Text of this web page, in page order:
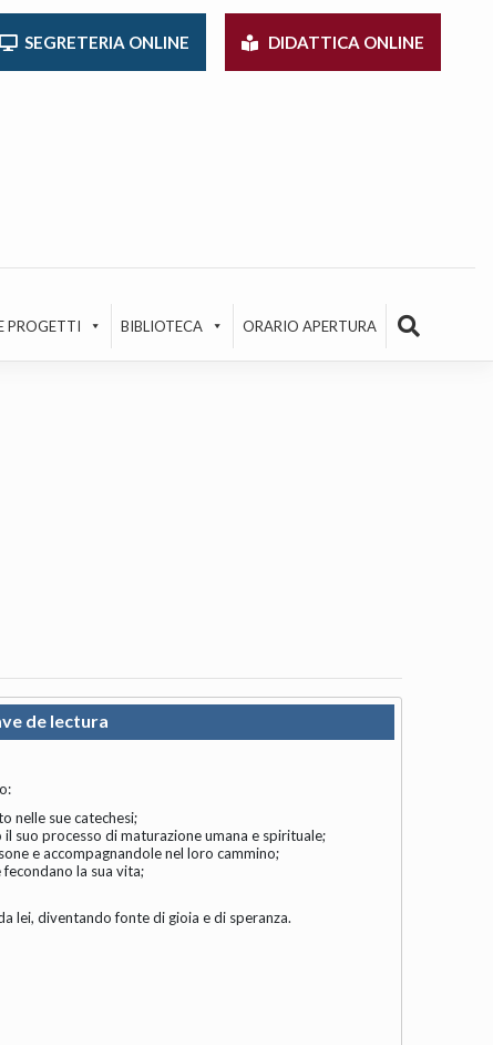
SEGRETERIA ONLINE DIDATTICA ONLINE
PROGETTI BIBLIOTECA ORARIO APERTURA
de lectura
nelle sue catechesi;
suo processo di maturazione umana e spirituale;
e accompagnandole nel loro cammino;
la sua vita;
lei, diventando fonte di gioia e di speranza.